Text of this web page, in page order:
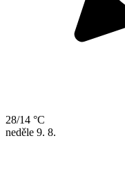
28/14 °C
neděle 9. 8.